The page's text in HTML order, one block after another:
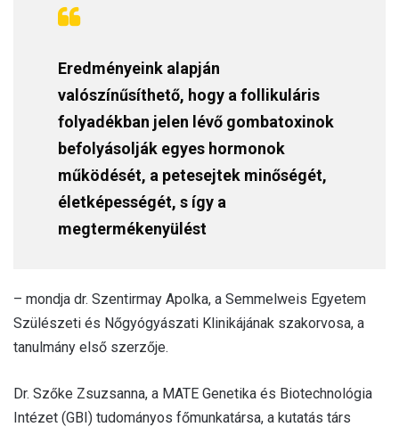
Eredményeink alapján
valószínűsíthető, hogy a follikuláris
folyadékban jelen lévő gombatoxinok
befolyásolják egyes hormonok
működését, a petesejtek minőségét,
életképességét, s így a
megtermékenyülést
– mondja dr. Szentirmay Apolka, a Semmelweis Egyetem
Szülészeti és Nőgyógyászati Klinikájának szakorvosa, a
tanulmány első szerzője.
Dr. Szőke Zsuzsanna, a MATE Genetika és Biotechnológia
Intézet (GBI) tudományos főmunkatársa, a kutatás társ